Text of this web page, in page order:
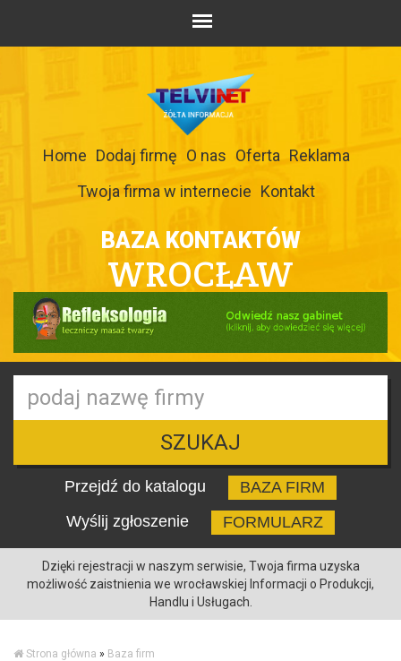
Home Dodaj firmę O nas Oferta Reklama
Twoja firma w internecie Kontakt
BAZA KONTAKTÓW
WROCŁAW
SZUKAJ
Przejdź do katalogu
BAZA FIRM
Wyślij zgłoszenie
FORMULARZ
Dzięki rejestracji w naszym serwisie, Twoja firma uzyska
możliwość zaistnienia we wrocławskiej Informacji o Produkcji,
Handlu i Usługach.
Strona główna » Baza firm